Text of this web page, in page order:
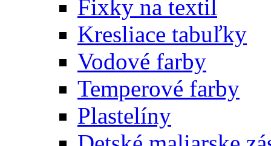
Fixky na textil
Kresliace tabuľky
Vodové farby
Temperové farby
Plastelíny